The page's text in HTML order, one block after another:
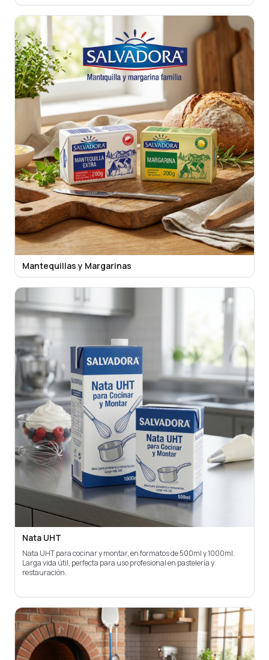
Mantequillas y Margarinas
Nata UHT
Nata UHT para cocinar y montar, en formatos de 500ml y 1000ml.
Larga vida útil, perfecta para uso profesional en pastelería y
restauración.